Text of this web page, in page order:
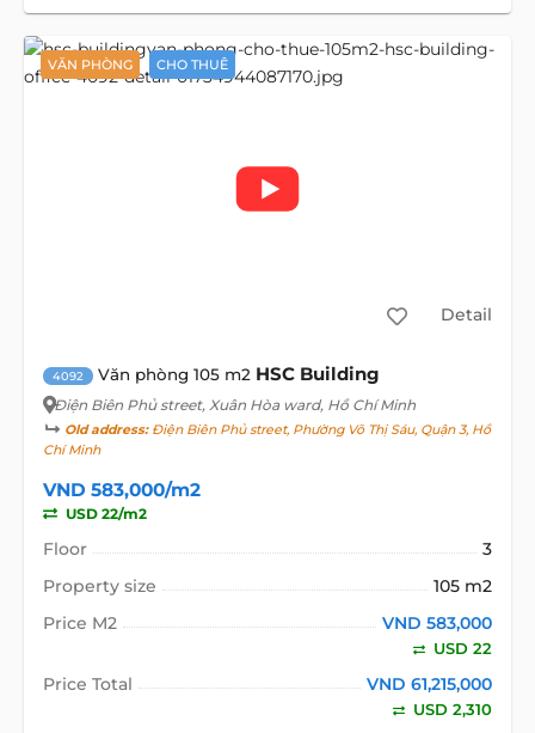
VĂN PHÒNG CHO THUÊ
Detail
4092 Văn phòng 105 m2 HSC Building
Điện Biên Phủ street, Xuân Hòa ward, Hồ Chí Minh
Old address:Điện Biên Phủ street, Phường Võ Thị Sáu, Quận 3, Hồ
Chí Minh
VND 583,000/m2
USD 22/m2
Floor
3
Property size
105 m2
Price M2
VND 583,000
USD 22
Price Total VND 61,215,000
USD 2,310